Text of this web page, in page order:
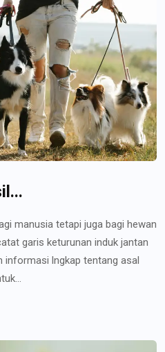
manusia tetapi juga bagi hewan
garis keturunan induk jantan
informasi lngkap tentang asal